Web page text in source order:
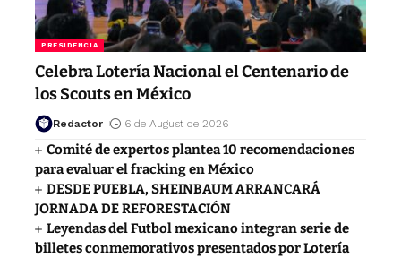
PRESIDENCIA
Celebra Lotería Nacional el Centenario de
los Scouts en México
Redactor 6 de August de 2026
Comité de expertos plantea 10 recomendaciones
para evaluar el fracking en México
DESDE PUEBLA, SHEINBAUM ARRANCARÁ
JORNADA DE REFORESTACIÓN
Leyendas del Futbol mexicano integran serie de
billetes conmemorativos presentados por Lotería